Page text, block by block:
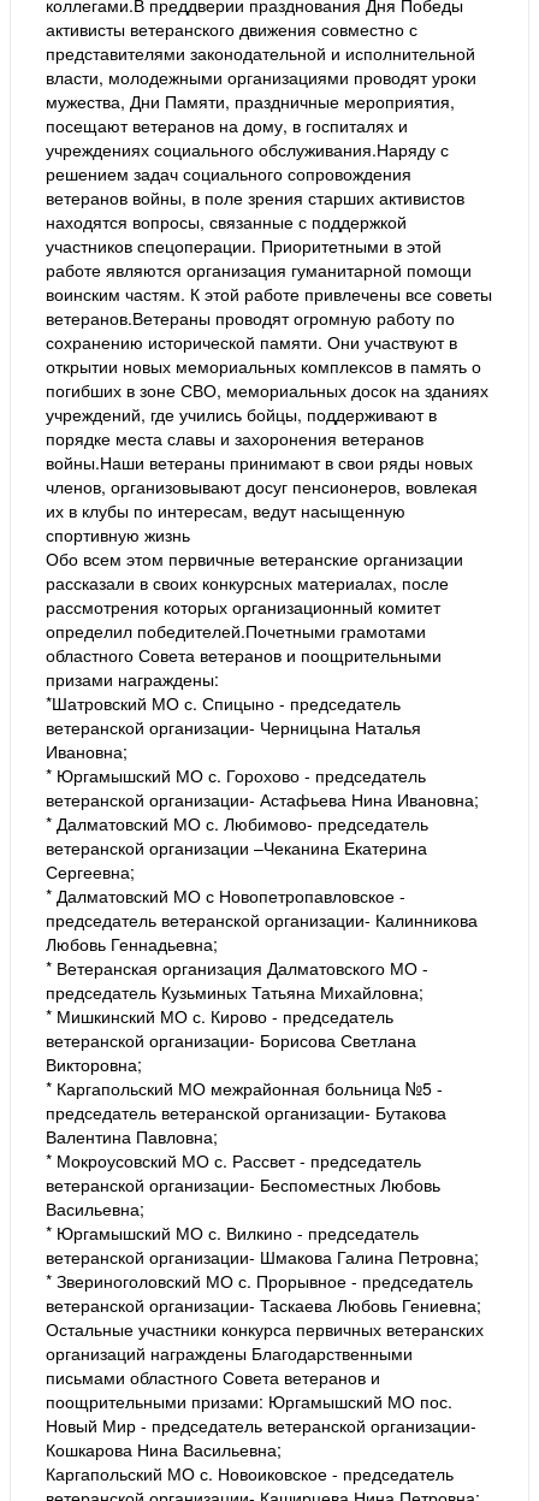
коллегами.В преддверии празднования Дня Победы
активисты ветеранского движения совместно с
представителями законодательной и исполнительной
власти, молодежными организациями проводят уроки
мужества, Дни Памяти, праздничные мероприятия,
посещают ветеранов на дому, в госпиталях и
учреждениях социального обслуживания.Наряду с
решением задач социального сопровождения
ветеранов войны, в поле зрения старших активистов
находятся вопросы, связанные с поддержкой
участников спецоперации. Приоритетными в этой
работе являются организация гуманитарной помощи
воинским частям. К этой работе привлечены все советы
ветеранов.Ветераны проводят огромную работу по
сохранению исторической памяти. Они участвуют в
открытии новых мемориальных комплексов в память о
погибших в зоне СВО, мемориальных досок на зданиях
учреждений, где учились бойцы, поддерживают в
порядке места славы и захоронения ветеранов
войны.Наши ветераны принимают в свои ряды новых
членов, организовывают досуг пенсионеров, вовлекая
их в клубы по интересам, ведут насыщенную
спортивную жизнь
Обо всем этом первичные ветеранские организации
рассказали в своих конкурсных материалах, после
рассмотрения которых организационный комитет
определил победителей.Почетными грамотами
областного Совета ветеранов и поощрительными
призами награждены:
*Шатровский МО с. Спицыно - председатель
ветеранской организации- Черницына Наталья
Ивановна;
* Юргамышский МО с. Горохово - председатель
ветеранской организации- Астафьева Нина Ивановна;
* Далматовский МО с. Любимово- председатель
ветеранской организации –Чеканина Екатерина
Сергеевна;
* Далматовский МО с Новопетропавловское -
председатель ветеранской организации- Калинникова
Любовь Геннадьевна;
* Ветеранская организация Далматовского МО -
председатель Кузьминых Татьяна Михайловна;
* Мишкинский МО с. Кирово - председатель
ветеранской организации- Борисова Светлана
Викторовна;
* Каргапольский МО межрайонная больница №5 -
председатель ветеранской организации- Бутакова
Валентина Павловна;
* Мокроусовский МО с. Рассвет - председатель
ветеранской организации- Беспоместных Любовь
Васильевна;
* Юргамышский МО с. Вилкино - председатель
ветеранской организации- Шмакова Галина Петровна;
* Звериноголовский МО с. Прорывное - председатель
ветеранской организации- Таскаева Любовь Гениевна;
Остальные участники конкурса первичных ветеранских
организаций награждены Благодарственными
письмами областного Совета ветеранов и
поощрительными призами: Юргамышский МО пос.
Новый Мир - председатель ветеранской организации-
Кошкарова Нина Васильевна;
Каргапольский МО с. Новоиковское - председатель